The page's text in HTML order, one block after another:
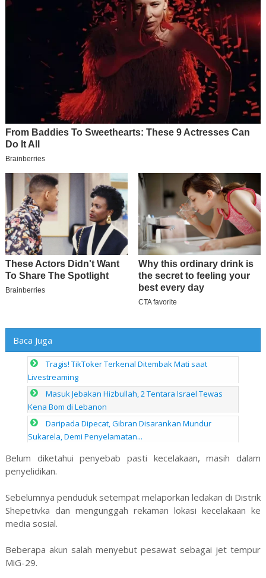
Baca Juga
Tragis! TikToker Terkenal Ditembak Mati saat
Livestreaming
Masuk Jebakan Hizbullah, 2 Tentara Israel Tewas
Kena Bom di Lebanon
Daripada Dipecat, Gibran Disarankan Mundur
Sukarela, Demi Penyelamatan...
Belum diketahui penyebab pasti kecelakaan, masih dalam
penyelidikan.
Sebelumnya penduduk setempat melaporkan ledakan di Distrik
Shepetivka dan mengunggah rekaman lokasi kecelakaan ke
media sosial.
Beberapa akun salah menyebut pesawat sebagai jet tempur
MiG-29.